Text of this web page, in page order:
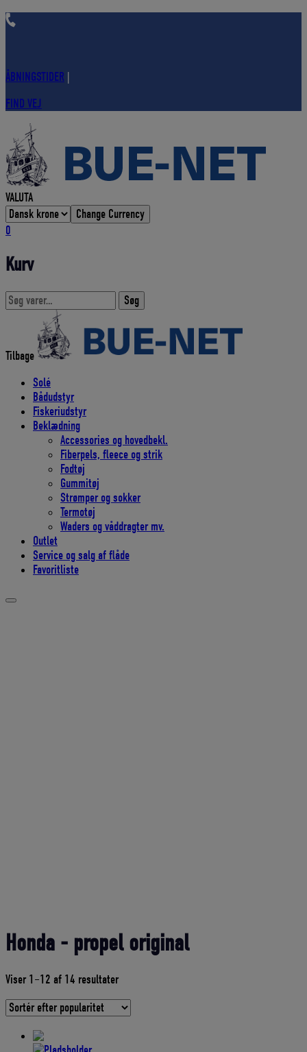
Hop
ÅBNINGSTIDER
FIND VEJ
VALUTA
Change Currency
0
Kurv
Søg
efter:
Søg
Tilbage
Solé
Bådudstyr
Fiskeriudstyr
Beklædning
Accessories og hovedbekl.
Fiberpels, fleece og strik
Fodtøj
Gummitøj
Strømper og sokker
Termotøj
Waders og våddragter mv.
Outlet
Service og salg af flåde
Favoritliste
Honda - propel original
Viser 1–12 af 14 resultaterSorteret
gennemsnitlig